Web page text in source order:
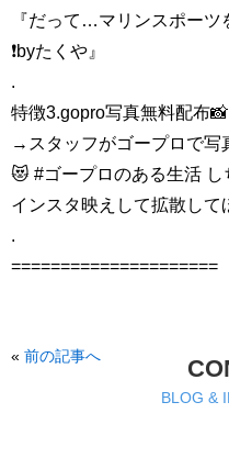
『だって…マリンスポーツ
❗️byたくや』
.
特徴3.gopro写真無料配布📸
→スタッフがゴープロで写
😻 #ゴープロのある生活
インスタ映えして拡散して
.
=====================
« 前の記事へ
BLOG &